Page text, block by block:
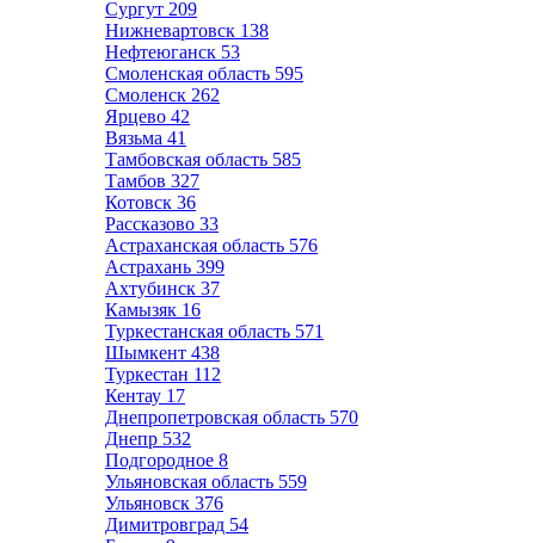
Сургут 209
Нижневартовск 138
Нефтеюганск 53
Смоленская область 595
Смоленск 262
Ярцево 42
Вязьма 41
Тамбовская область 585
Тамбов 327
Котовск 36
Рассказово 33
Астраханская область 576
Астрахань 399
Ахтубинск 37
Камызяк 16
Туркестанская область 571
Шымкент 438
Туркестан 112
Кентау 17
Днепропетровская область 570
Днепр 532
Подгородное 8
Ульяновская область 559
Ульяновск 376
Димитровград 54